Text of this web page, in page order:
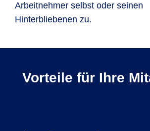
Arbeitnehmer selbst oder seinen
Hinterbliebenen zu.
Vorteile für Ihre